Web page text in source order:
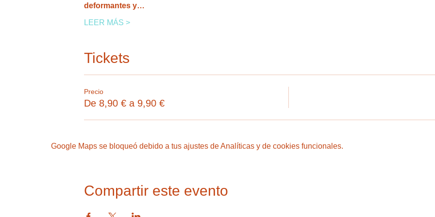
deformantes y…
LEER MÁS >
Tickets
Precio
De 8,90 € a 9,90 €
Google Maps se bloqueó debido a tus ajustes de Analíticas y de cookies funcionales.
Compartir este evento